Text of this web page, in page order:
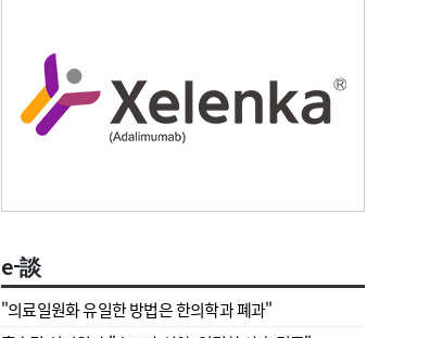
e-談
"의료일원화 유일한 방법은 한의학과 폐과"